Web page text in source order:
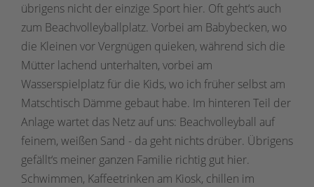
übrigens nicht der einzige Sport hier. Oft geht‘s auch
zum Beachvolleyballplatz. Vorbei am Babybecken, wo
die Kleinen vor Vergnügen quieken, während sich die
Mütter lachend unterhalten, vorbei am
Wasserspielplatz für die Kids, wo ich früher selbst am
Matschtisch Dämme gebaut habe. Im hinteren Teil der
Anlage wartet das Netz auf uns: Beachvolleyball auf
feinem, weißen Sand - da geht nichts drüber. Übrigens
gefällt‘s meiner ganzen Familie richtig gut hier.
Schwimmen, Kaffeetrinken am Kiosk, chillen im